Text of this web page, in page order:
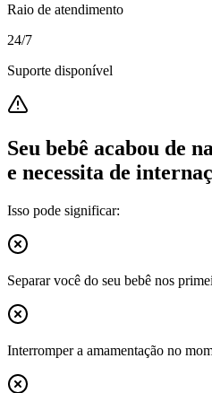
Raio de atendimento
24/7
Suporte disponível
Seu bebê acabou de
e necessita de
Isso pode significar:
Separar você do seu bebê nos
Interromper a amamentação no